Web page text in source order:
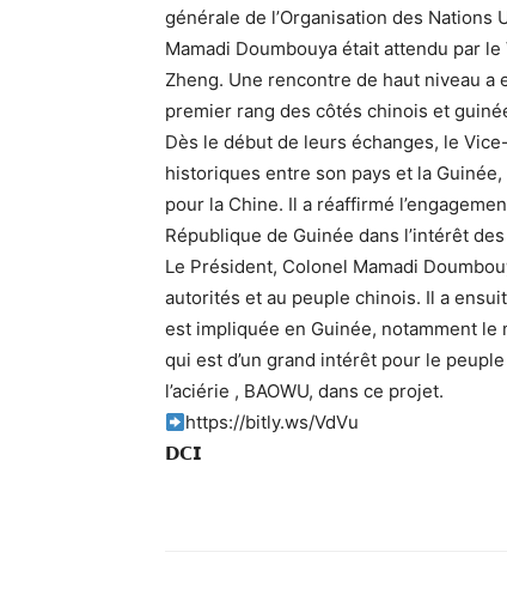
générale de l’Organisation des Nations
Mamadi Doumbouya était attendu par
Zheng. Une rencontre de haut niveau
premier rang des côtés chinois et
Dès le début de leurs échanges, le
historiques entre son pays et la
pour la Chine. Il a réaffirmé
République de Guinée dans l’intérêt
Le Président, Colonel Mamadi
autorités et au peuple chinois. Il a
est impliquée en Guinée, notamment
qui est d’un grand intérêt pour le
l’aciérie , BAOWU, dans ce projet.
https://bitly.ws/VdVu
𝗗𝗖𝗜